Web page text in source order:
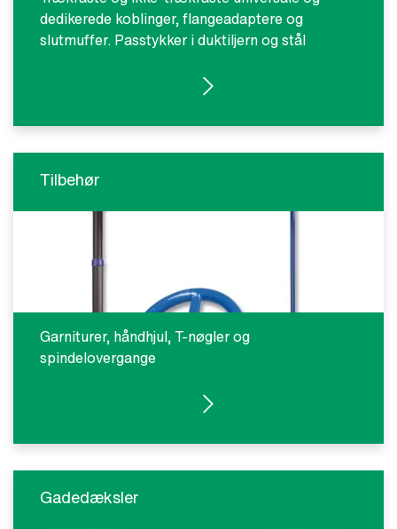
dedikerede koblinger, flangeadaptere og
slutmuffer. Passtykker i duktiljern og stål
SE PRODUKTER
Tilbehør
Garniturer, håndhjul, T-nøgler og
spindelovergange
SE PRODUKTER
Gadedæksler